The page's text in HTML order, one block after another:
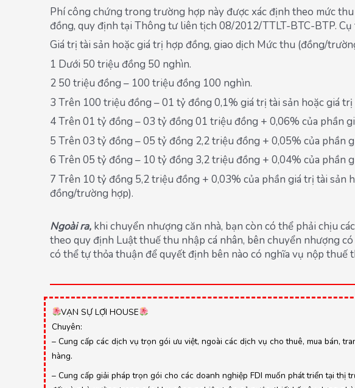
Phí công chứng trong trường hợp này được xác định theo mức
đồng, quy định tại Thông tư liên tịch 08/2012/TTLT-BTC-BTP. Cụ
Giá trị tài sản hoặc giá trị hợp đồng, giao dịch Mức thu (đồng/
1 Dưới 50 triệu đồng 50 nghìn.
2 50 triệu đồng – 100 triệu đồng 100 nghìn.
3 Trên 100 triệu đồng – 01 tỷ đồng 0,1% giá trị tài sản hoặc giá trị
4 Trên 01 tỷ đồng – 03 tỷ đồng 01 triệu đồng + 0,06% của phần
5 Trên 03 tỷ đồng – 05 tỷ đồng 2,2 triệu đồng + 0,05% của phần
6 Trên 05 tỷ đồng – 10 tỷ đồng 3,2 triệu đồng + 0,04% của phần
7 Trên 10 tỷ đồng 5,2 triệu đồng + 0,03% của phần giá trị tài
đồng/trường hợp).
Ngoài ra, khi chuyển nhượng căn nhà, bạn còn có thể phải chịu
theo quy định Luật thuế thu nhập cá nhân, bên chuyển nhượng
có thể tự thỏa thuận để quyết định bên nào có nghĩa vụ nộp
VẠN SỰ LỢI HOUSE
Chuyên:
– Cung cấp các dịch vụ trọn gói ưu việt, ngoài các dịch vụ cho thuê, mua bán,
hàng.
– Cung cấp giải pháp trọn gói cho các doanh nghiệp FDI muốn phát triển tại thị